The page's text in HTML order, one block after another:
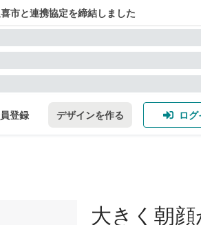
市と連携協定を締結しました
登録 デザインを作る ロ
大きく朝